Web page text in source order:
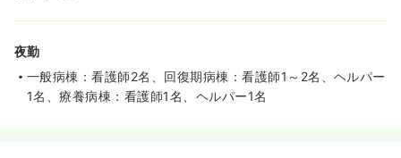
夜勤
一般病棟：看護師2名、回復期病棟：看護師1～2名、ヘルパー
1名、療養病棟：看護師1名、ヘルパー1名